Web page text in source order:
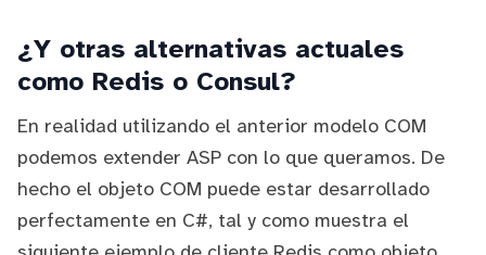
¿Y otras alternativas actuales
como Redis o Consul?
En realidad utilizando el anterior modelo COM
podemos extender ASP con lo que queramos. De
hecho el objeto COM puede estar desarrollado
perfectamente en C#, tal y como muestra el